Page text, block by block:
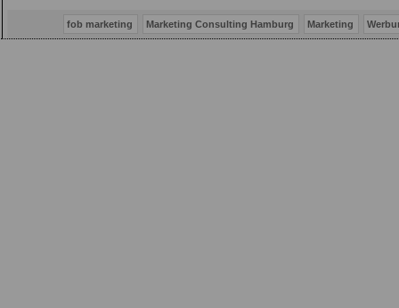
fob marketing Marketing Consulting Hamburg Marketing